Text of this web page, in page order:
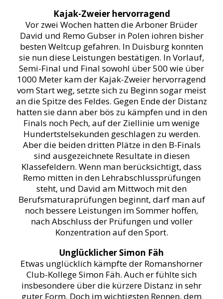
Kajak-Zweier hervorragend
Vor zwei Wochen hatten die Arboner Brüder
David und Remo Gubser in Polen iohren bisher
besten Weltcup gefahren. In Duisburg konnten
sie nun diese Leistungen bestätigen. In Vorlauf,
Semi-Final und Final sowohl über 500 wie über
1000 Meter kam der Kajak-Zweier hervorragend
vom Start weg, setzte sich zu Beginn sogar meist
an die Spitze des Feldes. Gegen Ende der Distanz
hatten sie dann aber bös zu kämpfen und in den
Finals noch Pech, auf der Ziellinie um wenige
Hundertstelsekunden geschlagen zu werden.
Aber die beiden dritten Plätze in den B-Finals
sind ausgezeichnete Resultate in diesen
Klassefeldern. Wenn man berücksichtigt, dass
Remo mitten in den Lehrabschlussprüfungen
steht, und David am Mittwoch mit den
Berufsmaturaprüfungen beginnt, darf man auf
noch bessere Leistungen im Sommer hoffen,
nach Abschluss der Prüfungen und voller
Konzentration auf den Sport.
Unglücklicher Simon Fäh
Etwas unglücklich kämpfte der Romanshorner
Club-Kollege Simon Fäh. Auch er fühlte sich
insbesondere über die kürzere Distanz in sehr
guter Form. Doch im wichtigsten Rennen, dem